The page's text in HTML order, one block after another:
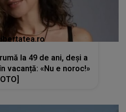
la 49 de ani, deși a
vacanță: «Nu e noroc!»